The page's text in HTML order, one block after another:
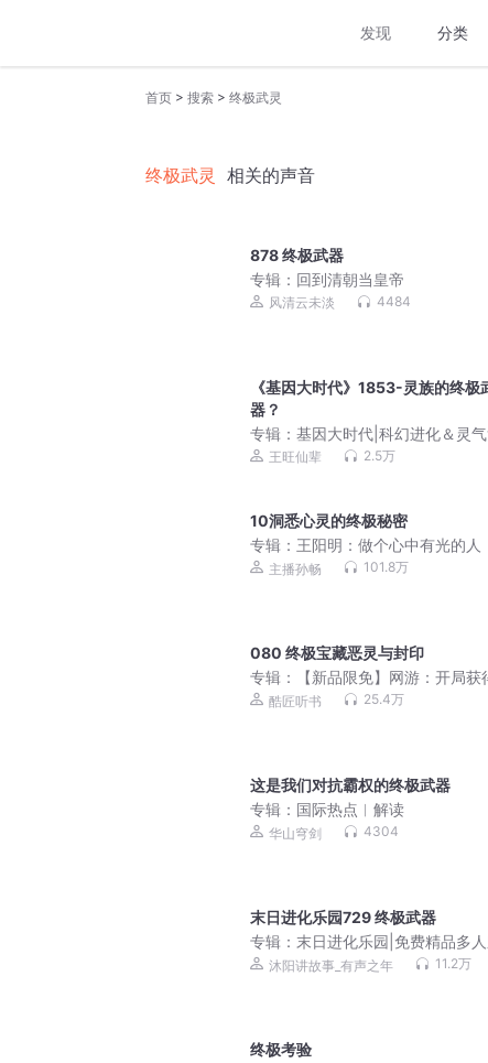
发现 分类
首页 > 搜索 > 终极武灵
终极武灵 相关的声音
878 终极武器
专辑： 回到清朝当皇帝
风清云未淡 4484
《基因大时代》1853-灵族的终极
器？
专辑： 基因大时代|科幻进化＆灵气
起点科幻榜单作品|VIP免费|多人有
王旺仙辈 2.5万
10洞悉心灵的终极秘密
专辑： 王阳明：做个心中有光的人
主播孙畅 101.8万
080 终极宝藏恶灵与封印
专辑：
【新品限免】网游：开局获
级天赋 | 未来元宇宙
酷匠听书 25.4万
这是我们对抗霸权的终极武器
专辑： 国际热点︱解读
华山穹剑 4304
末日进化乐园729 终极武器
专辑： 末日进化乐园|免费精品多
沐阳讲故事_有声之年 11.2万
终极考验